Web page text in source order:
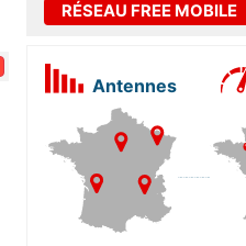
RÉSEAU FREE MOBILE
Antennes